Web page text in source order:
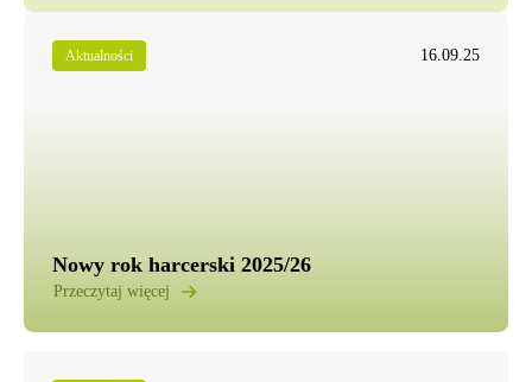
Aktualności 16.09.25
Nowy rok harcerski 2025/26
Przeczytaj więcej